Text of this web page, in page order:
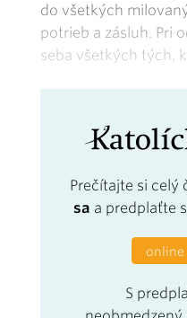
do všetkých
potrieb a zásluh. Pri
seba všetkých tých,
Prečítajte si celý
sa a predplaťte
online
S